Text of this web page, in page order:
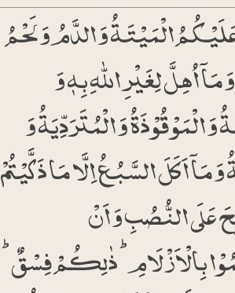
الۡمَیۡتَۃُ وَ الدَّمُ وَ لَحۡمُ
مَاۤ اُہِلَّ لِغَیۡرِ اللّٰہِ بِہٖ وَ
وَ الۡمَوۡقُوۡذَۃُ وَ الۡمُتَرَدِّیَۃُ وَ
مَاۤ اَکَلَ السَّبُعُ اِلَّا مَا ذَکَّیۡتُمۡ
عَلَی النُّصُبِ وَ اَنۡ
بِالۡاَزۡلَامِ ؕ ذٰلِکُمۡ فِسۡقٌ